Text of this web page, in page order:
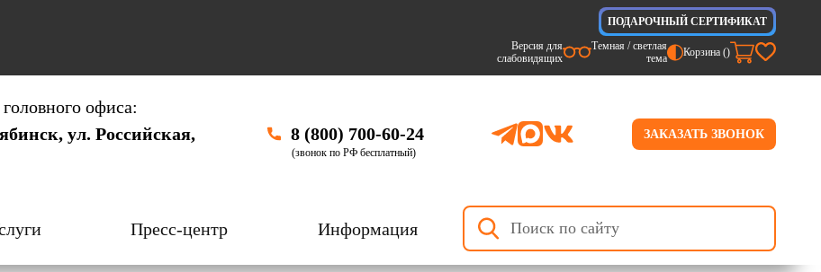
ПОДАРОЧНЫЙ СЕРТИФИКАТ
Версия для
слабовидящих
Темная / светлая
тема
Корзина ()
офиса:
ул. Российская,
8 (800) 700-60-24
(звонок по РФ бесплатный)
ЗАКАЗАТЬ ЗВОНОК
Пресс-центр Информация